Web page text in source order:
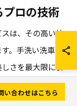
ロの技術
は、その高い技
。手洗い洗車の
さを最大限に引
特に、手洗い洗
洗浄されるため、
い合わせはこちら